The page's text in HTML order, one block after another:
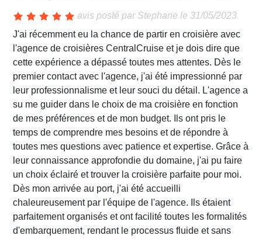
avis posté par Stephane le 31/05/2023
J'ai récemment eu la chance de partir en croisière avec
l'agence de croisières CentralCruise et je dois dire que
cette expérience a dépassé toutes mes attentes. Dès le
premier contact avec l'agence, j'ai été impressionné par
leur professionnalisme et leur souci du détail. L'agence a
su me guider dans le choix de ma croisière en fonction
de mes préférences et de mon budget. Ils ont pris le
temps de comprendre mes besoins et de répondre à
toutes mes questions avec patience et expertise. Grâce à
leur connaissance approfondie du domaine, j'ai pu faire
un choix éclairé et trouver la croisière parfaite pour moi.
Dès mon arrivée au port, j'ai été accueilli
chaleureusement par l'équipe de l'agence. Ils étaient
parfaitement organisés et ont facilité toutes les formalités
d'embarquement, rendant le processus fluide et sans